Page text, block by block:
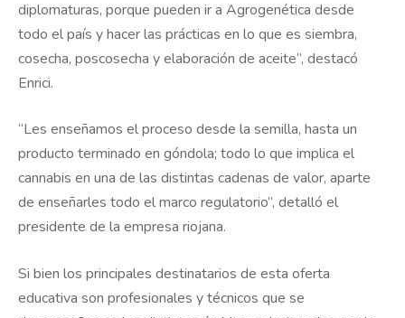
diplomaturas, porque pueden ir a Agrogenética desde
todo el país y hacer las prácticas en lo que es siembra,
cosecha, poscosecha y elaboración de aceite”, destacó
Enrici.
“Les enseñamos el proceso desde la semilla, hasta un
producto terminado en góndola; todo lo que implica el
cannabis en una de las distintas cadenas de valor, aparte
de enseñarles todo el marco regulatorio”, detalló el
presidente de la empresa riojana.
Si bien los principales destinatarios de esta oferta
educativa son profesionales y técnicos que se